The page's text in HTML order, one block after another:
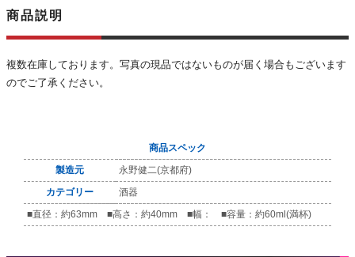
商品説明
複数在庫しております。写真の現品ではないものが届く場合もございます
のでご了承ください。
商品スペック
製造元
永野健二(京都府)
カテゴリー
酒器
■直径：約63mm ■高さ：約40mm ■幅： ■容量：約60ml(満杯)